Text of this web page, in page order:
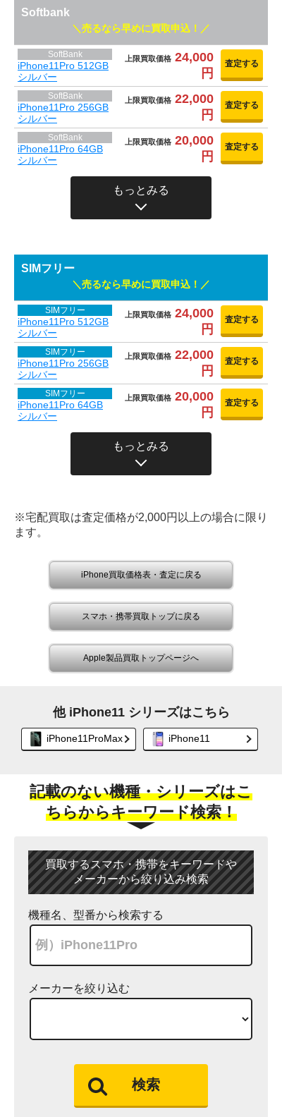
Softbank
売るなら早めに買取申込！
SoftBank
iPhone11Pro 512GB
シルバー
上限買取価格 24,000
円
査定する
SoftBank
iPhone11Pro 256GB
シルバー
上限買取価格 22,000
円
査定する
SoftBank
iPhone11Pro 64GB
シルバー
上限買取価格 20,000
円
査定する
もっとみる
SIMフリー
売るなら早めに買取申込！
SIMフリー
iPhone11Pro 512GB
シルバー
上限買取価格 24,000
円
査定する
SIMフリー
iPhone11Pro 256GB
シルバー
上限買取価格 22,000
円
査定する
SIMフリー
iPhone11Pro 64GB
シルバー
上限買取価格 20,000
円
査定する
もっとみる
※宅配買取は査定価格が2,000円以上の場合に限り
ます。
iPhone買取価格表・査定に戻る
スマホ・携帯買取トップに戻る
Apple製品買取トップページへ
他 iPhone11 シリーズはこちら
iPhone11ProMax iPhone11
記載のない機種・シリーズはこ
ちらからキーワード検索！
買取するスマホ・携帯をキーワードや
メーカーから絞り込み検索
機種名、型番から検索する
メーカーを絞り込む
検索